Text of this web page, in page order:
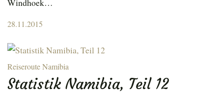
Posted
28.11.2015
Reiseroute Namibia
Statistik Namibia, Teil 12